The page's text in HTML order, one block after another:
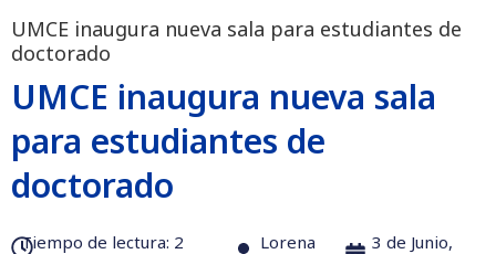
UMCE inaugura nueva sala para estudiantes de
doctorado
UMCE inaugura nueva sala
para estudiantes de
doctorado
Tiempo de lectura:‎ 2
Lorena
3 de Junio,